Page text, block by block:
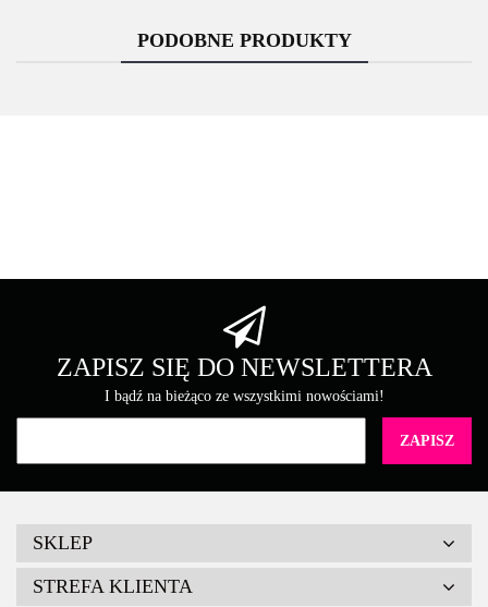
PODOBNE PRODUKTY
Brother
ZAPISZ SIĘ DO NEWSLETTERA
I bądź na bieżąco ze wszystkimi nowościami!
SKLEP
STREFA KLIENTA